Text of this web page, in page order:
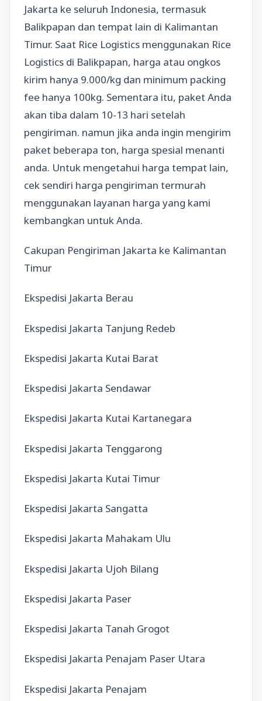
Jakarta ke seluruh Indonesia, termasuk
Balikpapan dan tempat lain di Kalimantan
Timur. Saat Rice Logistics menggunakan Rice
Logistics di Balikpapan, harga atau ongkos
kirim hanya 9.000/kg dan minimum packing
fee hanya 100kg. Sementara itu, paket Anda
akan tiba dalam 10-13 hari setelah
pengiriman. namun jika anda ingin mengirim
paket beberapa ton, harga spesial menanti
anda. Untuk mengetahui harga tempat lain,
cek sendiri harga pengiriman termurah
menggunakan layanan harga yang kami
kembangkan untuk Anda.
Cakupan Pengiriman Jakarta ke Kalimantan
Timur
Ekspedisi Jakarta Berau
Ekspedisi Jakarta Tanjung Redeb
Ekspedisi Jakarta Kutai Barat
Ekspedisi Jakarta Sendawar
Ekspedisi Jakarta Kutai Kartanegara
Ekspedisi Jakarta Tenggarong
Ekspedisi Jakarta Kutai Timur
Ekspedisi Jakarta Sangatta
Ekspedisi Jakarta Mahakam Ulu
Ekspedisi Jakarta Ujoh Bilang
Ekspedisi Jakarta Paser
Ekspedisi Jakarta Tanah Grogot
Ekspedisi Jakarta Penajam Paser Utara
Ekspedisi Jakarta Penajam